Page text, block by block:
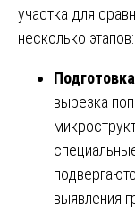
участка для
несколько этапов:
вырезка
выявления